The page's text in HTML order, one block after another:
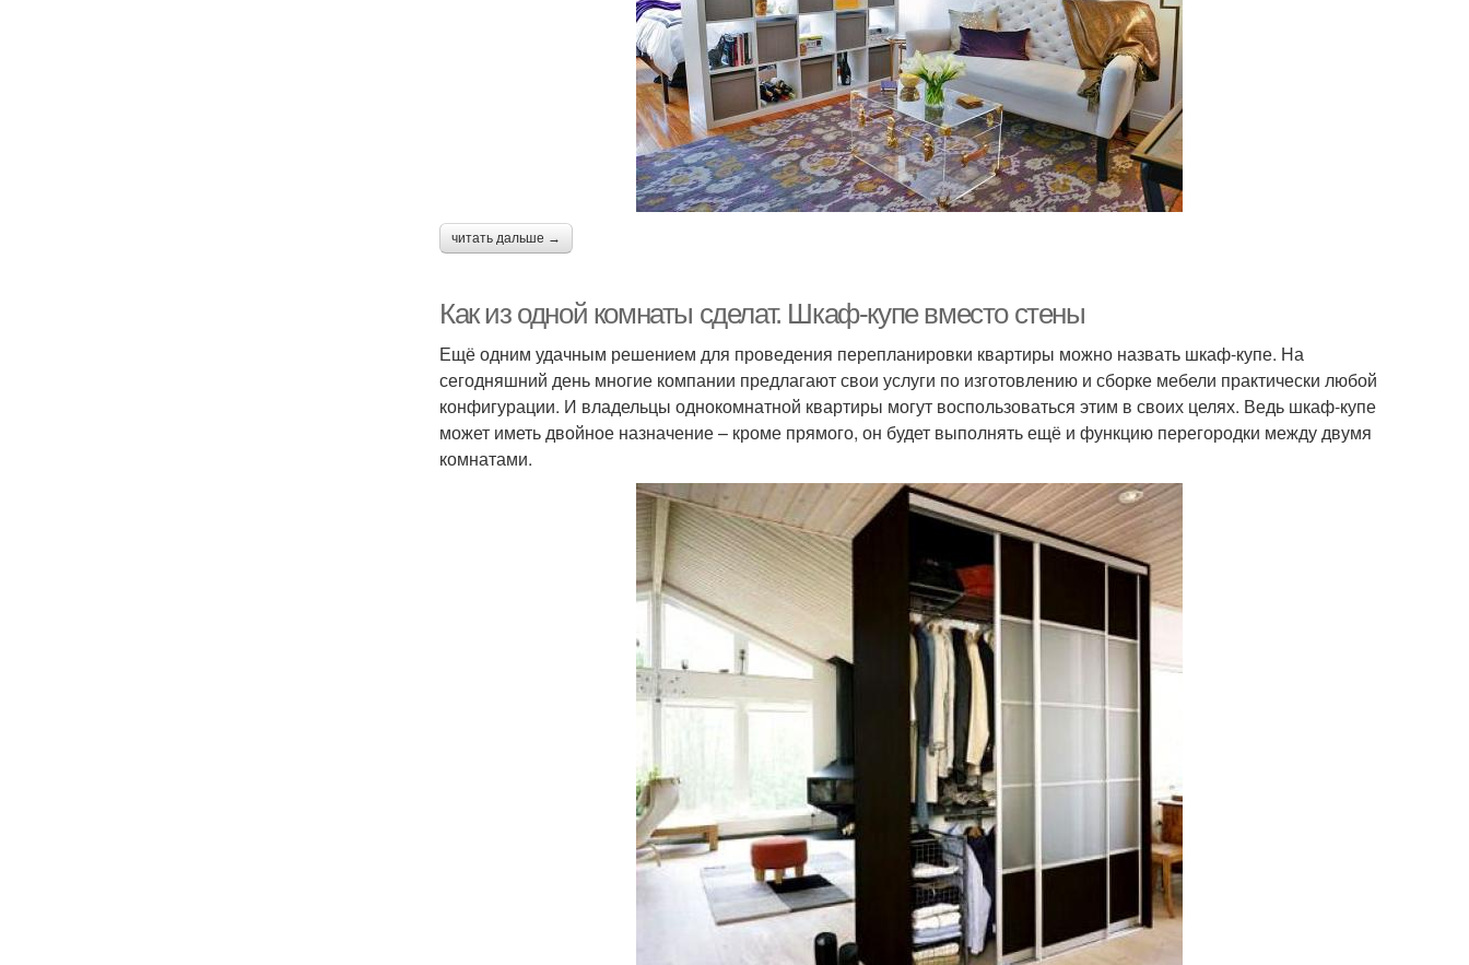
читать дальше →
Как из одной комнаты сделат. Шкаф-купе вместо стены
Ещё одним удачным решением для проведения перепланировки квартиры можно назвать шкаф-купе. На
сегодняшний день многие компании предлагают свои услуги по изготовлению и сборке мебели практически любой
конфигурации. И владельцы однокомнатной квартиры могут воспользоваться этим в своих целях. Ведь шкаф-купе
может иметь двойное назначение – кроме прямого, он будет выполнять ещё и функцию перегородки между двумя
комнатами.